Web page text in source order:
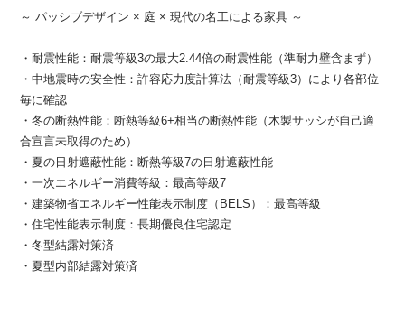
～ パッシブデザイン × 庭 × 現代の名工による家具 ～
・耐震性能：耐震等級3の最大2.44倍の耐震性能（準耐力壁含まず）
・中地震時の安全性：許容応力度計算法（耐震等級3）により各部位
毎に確認
・冬の断熱性能：断熱等級6+相当の断熱性能（木製サッシが自己適
合宣言未取得のため）
・夏の日射遮蔽性能：断熱等級7の日射遮蔽性能
・一次エネルギー消費等級：最高等級7
・建築物省エネルギー性能表示制度（BELS）：最高等級
・住宅性能表示制度：長期優良住宅認定
・冬型結露対策済
・夏型内部結露対策済